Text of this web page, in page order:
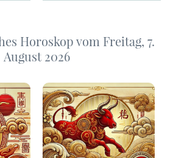
Horoskop vom Freitag, 7.
August 2026